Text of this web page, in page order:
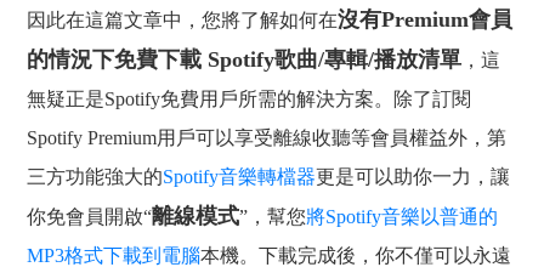
因此在這篇文章中，您將了解如何在沒有Premium會員
的情況下免費下載 Spotify歌曲/專輯/播放清單 ，這
無疑正是Spotify免費用戶所需的解決方案。除了訂閱
Spotify Premium用戶可以享受離線收聽等會員權益外，第
三方功能強大的Spotify音樂轉檔器更是可以助你一力，讓
你免會員開啟“離線模式”，幫您將Spotify音樂以普通的
MP3格式下載到電腦本機。下載完成後，你不僅可以永遠